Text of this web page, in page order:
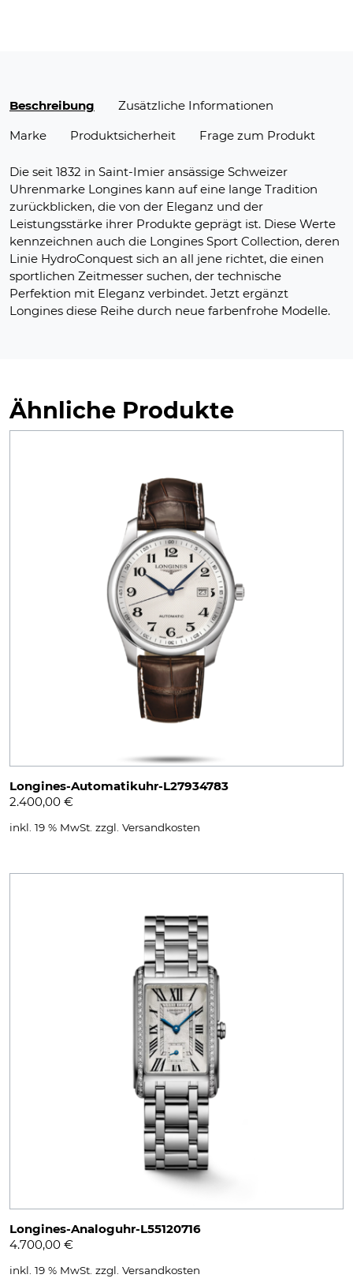
Beschreibung
Zusätzliche Informationen
Marke
Produktsicherheit Frage zum Produkt
Die seit 1832 in Saint-Imier ansässige Schweizer
Uhrenmarke Longines kann auf eine lange Tradition
zurückblicken, die von der Eleganz und der
Leistungsstärke ihrer Produkte geprägt ist. Diese Werte
kennzeichnen auch die Longines Sport Collection, deren
Linie HydroConquest sich an all jene richtet, die einen
sportlichen Zeitmesser suchen, der technische
Perfektion mit Eleganz verbindet. Jetzt ergänzt
Longines diese Reihe durch neue farbenfrohe Modelle.
Ähnliche Produkte
Longines-Automatikuhr-L27934783
2.400,00 €
inkl. 19 % MwSt. zzgl. Versandkosten
Longines-Analoguhr-L55120716
4.700,00 €
inkl. 19 % MwSt. zzgl. Versandkosten